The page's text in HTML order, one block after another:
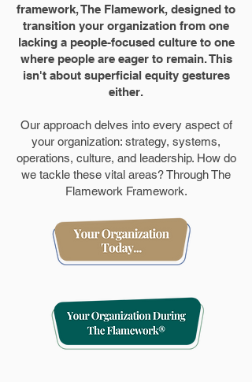
framework, The Flamework, designed to
transition your organization from one
lacking a people-focused culture to one
where people are eager to remain. This
isn't about superficial equity gestures
either.
Our approach delves into every aspect of
your organization: strategy, systems,
operations, culture, and leadership. How do
we tackle these vital areas? Through The
Flamework Framework.